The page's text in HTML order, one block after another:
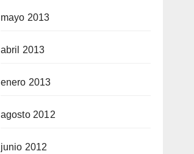
mayo 2013
abril 2013
enero 2013
agosto 2012
junio 2012